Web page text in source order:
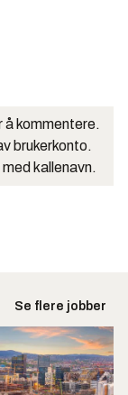
kommentere.
brukerkonto.
kallenavn.
Se flere jobber